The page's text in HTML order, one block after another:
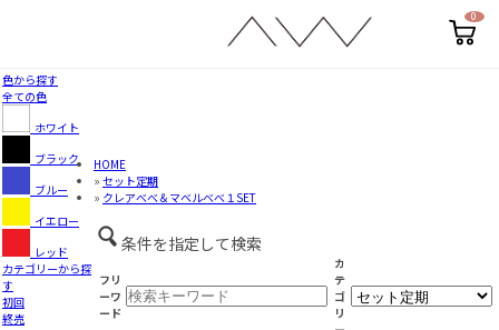
カ
0
色から探す
全ての色
ホワイト
ブラック
ブルー
イエロー
レッド
カテゴリーから探
す
初回
終売
HOME
» セット定期
» クレアべべ＆マベルべべ１SET
条件を指定して検索
フリ
ーワ
ード
カ
テ
ゴ
リ